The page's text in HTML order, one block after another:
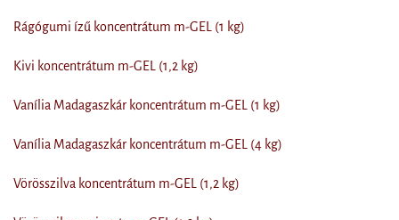
Rágógumi ízű koncentrátum m-GEL (1 kg)
Kivi koncentrátum m-GEL (1,2 kg)
Vanília Madagaszkár koncentrátum m-GEL (1 kg)
Vanília Madagaszkár koncentrátum m-GEL (4 kg)
Vörösszilva koncentrátum m-GEL (1,2 kg)